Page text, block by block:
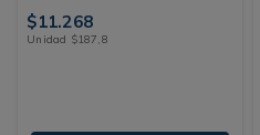
$11.268
Unidad $187 8